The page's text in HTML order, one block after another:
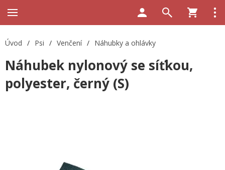
Úvod / Psi / Venčení / Náhubky a ohlávky
Náhubek nylonový se síťkou,
polyester, černý (S)